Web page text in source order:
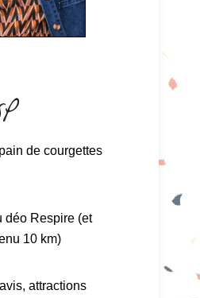
de courgettes
déo Respire (et
10 km)
attractions